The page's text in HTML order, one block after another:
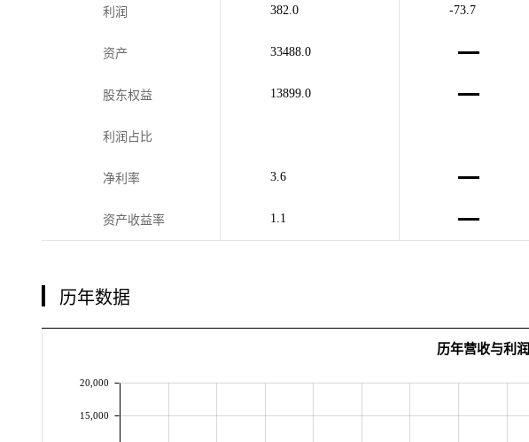
利润 382.0 -73.7
资产 33488.0
股东权益 13899.0
利润占比
净利率 3.6
资产收益率 1.1
历年数据
15,000
20,000
历年营收与利润